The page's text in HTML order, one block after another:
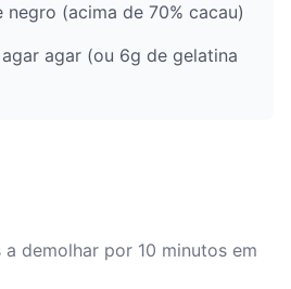
negro (acima de 70% cacau)
agar agar (ou 6g de gelatina
demolhar por 10 minutos em